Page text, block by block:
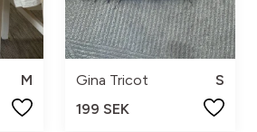
M
Gina Tricot
S
199 SEK